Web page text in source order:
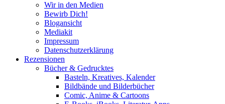
Wir in den Medien
Bewirb Dich!
Blogansicht
Mediakit
Impressum
Datenschutzerklärung
Rezensionen
Bücher & Gedrucktes
Basteln, Kreatives, Kalender
Bildbände und Bilderbücher
Comic, Anime & Cartoons